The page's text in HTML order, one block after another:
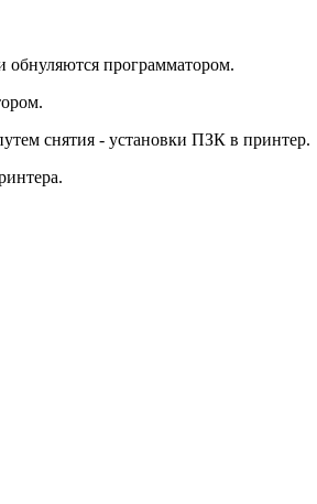
программатором.
снятия - установки ПЗК в принтер.